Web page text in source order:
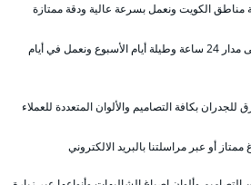
مناطق الكويت ونعمل بسرعة عالية ودقة ممتازة
واحترام المواعيد نلبي طلباتكم على مدار 24 ساعة وطيلة أيام الأسبوع ونعمل في أيام
للجدران بكافة التصاميم والألوان المتعددة للعملاء
أو عبر مراسلتنا بالبريد الالكتروني